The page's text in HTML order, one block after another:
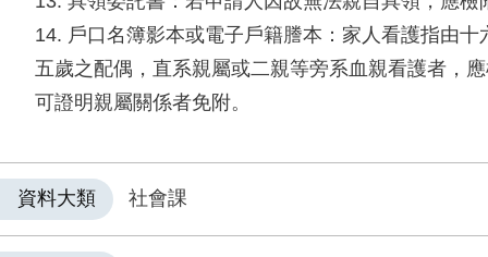
14. 戶口名簿影本或電子戶籍謄本：家人看護指由十
五歲之配偶，直系親屬或二親等旁系血親看護者，
可證明親屬關係者免附。
資料大類 社會課